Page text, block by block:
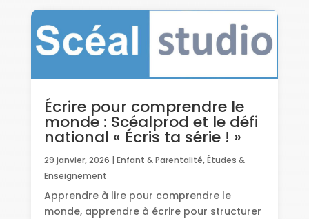
Écrire pour comprendre le
monde : Scéalprod et le défi
national « Écris ta série ! »
29 janvier, 2026 | Enfant & Parentalité,Études &
Enseignement
Apprendre à lire pour comprendre le
monde, apprendre à écrire pour structurer